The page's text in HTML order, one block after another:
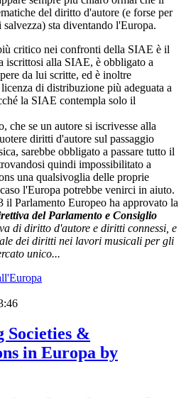
del diritto d'autore (e forse per
sta diventando l'Europa.
critico nei confronti della SIAE è il
iscrittosi alla SIAE, è obbligato a
da lui scritte, ed è inoltre
di distribuzione più adeguata a
la SIAE contempla solo il
che se un autore si iscrivesse alla
diritti d'autore sul passaggio
sarebbe obbligato a passare tutto il
quindi impossibilitato a
una qualsivoglia delle proprie
l'Europa potrebbe venirci in aiuto.
Parlamento Europeo ha approvato la
del Parlamento e Consiglio
di diritto d'autore e diritti connessi, e
dei diritti nei lavori musicali per gli
unico...
Societies &
in Europa by